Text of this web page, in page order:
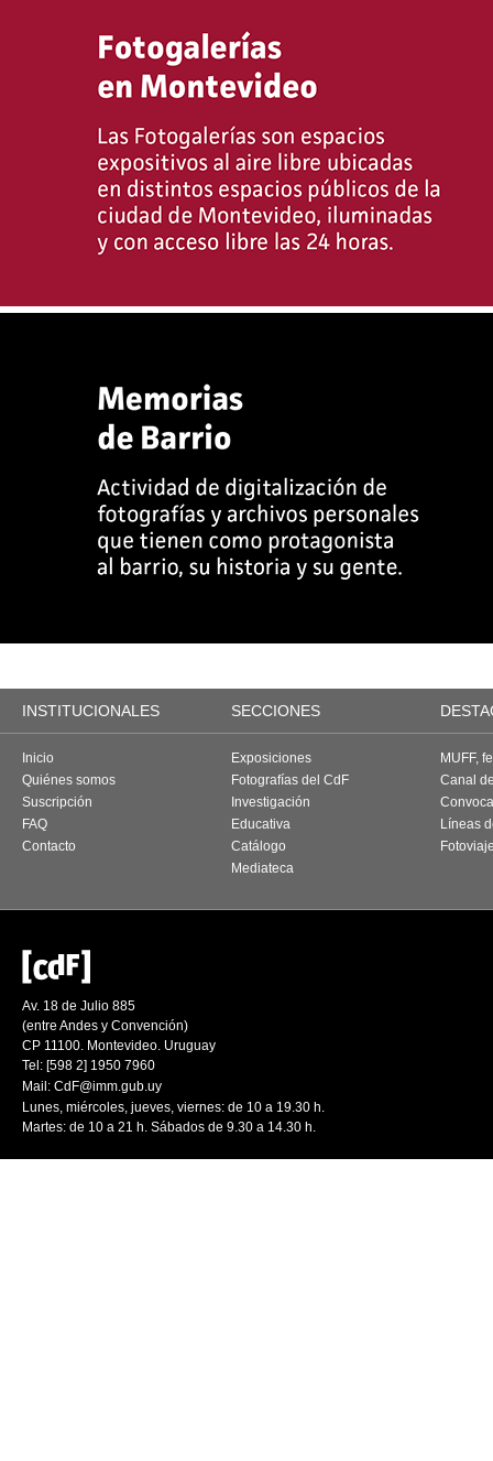
INSTITUCIONALES SECCIONES
Inicio
Quiénes somos
Suscripción
FAQ
Contacto
Exposiciones
Fotografías del CdF
Investigación
Educativa
Catálogo
Mediateca
MUFF,
Canal
Líneas
Av. 18 de Julio 885
(entre Andes y Convención)
CP 11100. Montevideo. Uruguay
Tel: [598 2] 1950 7960
Mail: CdF@imm.gub.uy
Lunes, miércoles, jueves, viernes: de 10 a 19.30 h.
Martes: de 10 a 21 h. Sábados de 9.30 a 14.30 h.